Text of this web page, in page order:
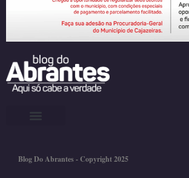
Blog Do Abrantes - Copyright 2025